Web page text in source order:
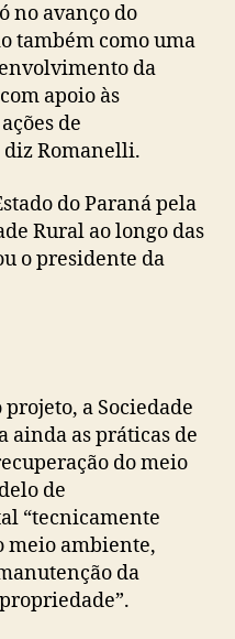
no avanço do
também como uma
da
apoio às
de
Romanelli.
do Paraná pela
Rural ao longo das
o presidente da
a Sociedade
ainda as práticas de
do meio
de
“tecnicamente
meio ambiente,
da